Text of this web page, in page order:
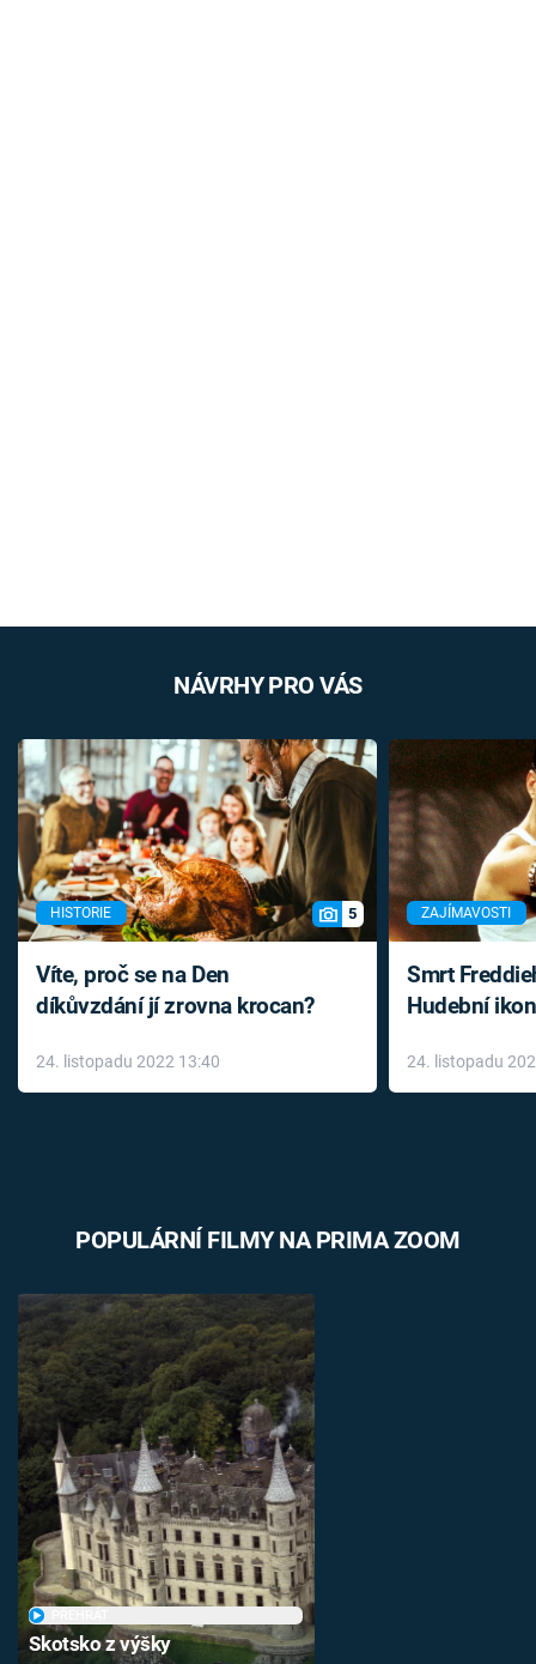
NÁVRHY PRO VÁS
HISTORIE 5
Víte, proč se na Den
díkůvzdání jí zrovna krocan?
24. listopadu 2022 13:40
ZAJÍMAVOSTI
Smrt
Hudební
léky
24. listopadu
POPULÁRNÍ FILMY NA PRIMA ZOOM
Skotsko z výšky